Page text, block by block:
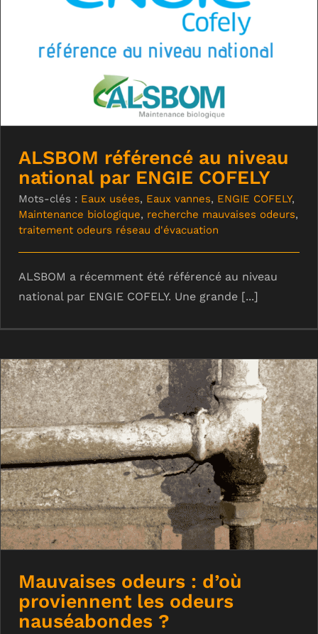
ALSBOM référencé au niveau national
par ENGIE COFELY
ALSBOM référencé au niveau
national par ENGIE COFELY
Mots-clés : Eaux usées, Eaux vannes, ENGIE COFELY,
Maintenance biologique, recherche mauvaises odeurs,
traitement odeurs réseau d'évacuation
ALSBOM a récemment été référencé au niveau
national par ENGIE COFELY. Une grande [...]
Mauvaises odeurs : d’où proviennent
les odeurs nauséabondes ?
Mauvaises odeurs : d’où
proviennent les odeurs
nauséabondes ?